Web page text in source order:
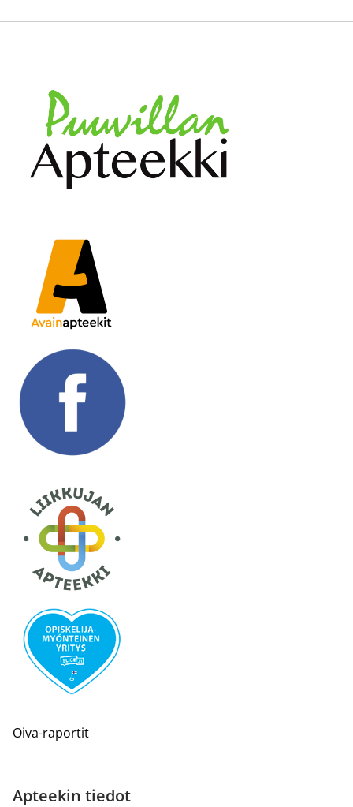
Oiva-raportit
Apteekin tiedot